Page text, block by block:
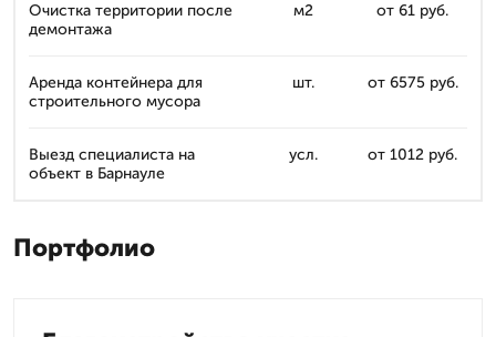
Очистка территории после
демонтажа
м2 от 61 руб.
Аренда контейнера для
строительного мусора
шт. от 6575 руб.
Выезд специалиста на
объект в Барнауле
усл. от 1012 руб.
Портфолио